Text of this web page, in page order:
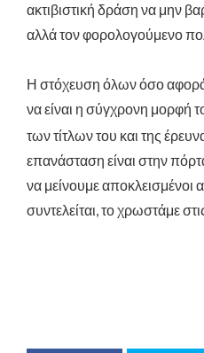
ακτιβιστική δράση να μην
αλλά τον φορολογούμενο
Η στόχευση όλων όσο
να είναι η σύγχρονη μορφή
των τίτλων του και της
επανάσταση είναι στην
να μείνουμε
συντελείται, το χρωστάμε